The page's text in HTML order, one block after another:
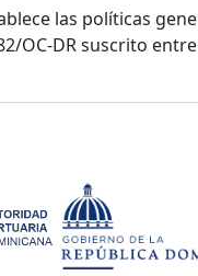
las políticas
OC-DR suscrito